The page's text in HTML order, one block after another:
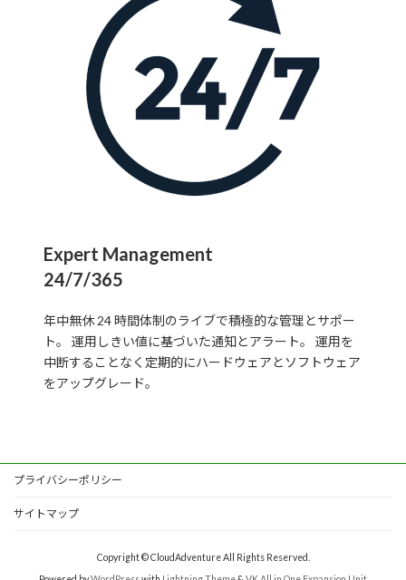
Expert Management
24/7/365
年中無休 24 時間体制のライブで積極的な管理とサポー
ト。 運用しきい値に基づいた通知とアラート。 運用を
中断することなく定期的にハードウェアとソフトウェア
をアップグレード。
プライバシーポリシー
サイトマップ
Copyright © CloudAdventure All Rights Reserved.